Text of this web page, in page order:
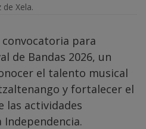
Xela.
convocatoria para
de Bandas 2026, un
el talento musical
y fortalecer el
las actividades